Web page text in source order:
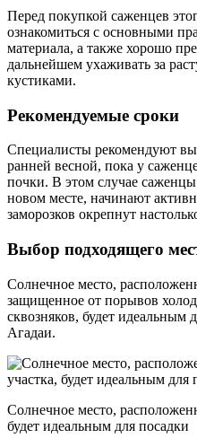
Перед покупкой саженцев
ознакомиться с основными
материала, а также хорошо
дальнейшем ухаживать за
кустиками.
Рекомендуемые сроки
Специалисты рекомендуют
ранней весной, пока у
почки. В этом случае
новом месте, начинают
заморозков окрепнут
Выбор подходящего
Солнечное место,
защищенное от порывов
сквозняков, будет идеальным
Агадаи.
Солнечное место,
будет идеальным для посадки